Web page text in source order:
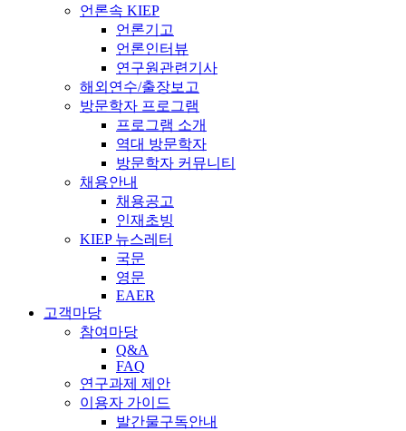
언론속 KIEP
언론기고
언론인터뷰
연구원관련기사
해외연수/출장보고
방문학자 프로그램
프로그램 소개
역대 방문학자
방문학자 커뮤니티
채용안내
채용공고
인재초빙
KIEP 뉴스레터
국문
영문
EAER
고객마당
참여마당
Q&A
FAQ
연구과제 제안
이용자 가이드
발간물구독안내